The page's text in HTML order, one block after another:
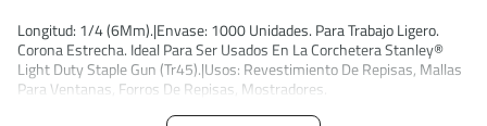
Longitud: 1/4 (6Mm).|Envase: 1000 Unidades. Para Trabajo Ligero.
Corona Estrecha. Ideal Para Ser Usados En La Corchetera Stanley®
Light Duty Staple Gun (Tr45).|Usos: Revestimiento De Repisas, Mallas
Para Ventanas, Forros De Repisas, Mostradores.